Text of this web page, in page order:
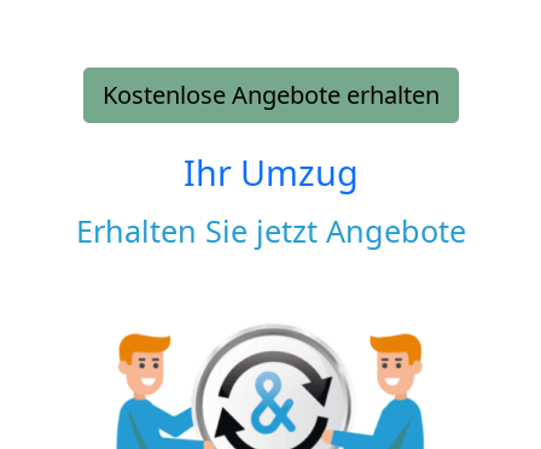
Kostenlose Angebote erhalten
Ihr Umzug
Erhalten Sie jetzt Angebote